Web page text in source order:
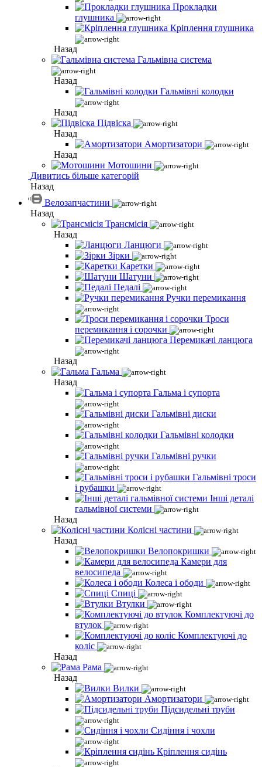
Прокладки
глушника
Кріплення глушника
Назад
Гальмівна система
Назад
Гальмівні колодки
Назад
Підвіска
Назад
Амортизатори
Назад
Мотошини
Дивитись більше категорій
Назад
Велозапчастини
Назад
Трансмісія
Назад
Ланцюги
Зірки
Каретки
Шатуни
Педалі
Ручки перемикання
Троси
перемикання і сорочки
Перемикачі ланцюга
Назад
Гальма
Назад
Гальма і супорта
Гальмівні диски
Гальмівні колодки
Гальмівні ручки
Гальмівні троси
і рубашки
Інші деталі
гальмівної системи
Назад
Колісні частини
Назад
Велопокришки
Камери для
велосипеда
Колеса і ободи
Спиці
Втулки
Комплектуючі до
втулок
Комплектуючі до
коліс
Назад
Рама
Назад
Вилки
Амортизатори
Підсидельні труби
Сидіння і чохли
Кріплення сидінь